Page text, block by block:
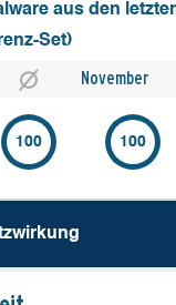
aus den
Set)
November
100 100